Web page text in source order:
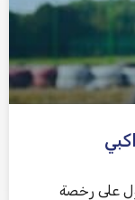
على رخصة